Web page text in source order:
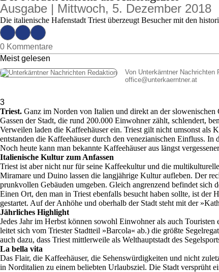
Ausgabe | Mittwoch, 5. Dezember 2018
Die italienische Hafenstadt Triest überzeugt Besucher mit den
0 Kommentare
Meist gelesen
Von Unterkärntner Nachrichten
office@unterkaerntner.at
3
Triest. Ganz im Norden von Italien und direkt an der slowenischen
Gassen der Stadt, die rund 200.000 Einwohner zählt, schlendert,
Verweilen laden die Kaffeehäuser ein. Triest gilt nicht umsonst als
entstanden die Kaffeehäuser durch den venezianischen Einfluss.
Noch heute kann man bekannte Kaffeehäuser aus längst
Italienische Kultur zum Anfassen
Triest ist aber nicht nur für seine Kaffeekultur und die
Miramare und Duino lassen die langjährige Kultur aufleben. Der
prunkvollen Gebäuden umgeben. Gleich angrenzend befindet sich
Einen Ort, den man in Triest ebenfalls besucht haben sollte, ist
gestartet. Auf der Anhöhe und oberhalb der Stadt steht mit der
Jährliches Highlight
Jedes Jahr im Herbst können sowohl Einwohner als auch
leitet sich vom Triester Stadtteil »Barcola« ab.) die größte
auch dazu, dass Triest mittlerweile als Welthauptstadt des
La bella vita
Das Flair, die Kaffeehäuser, die Sehenswürdigkeiten und nicht
in Norditalien zu einem beliebten Urlaubsziel. Die Stadt versprüht